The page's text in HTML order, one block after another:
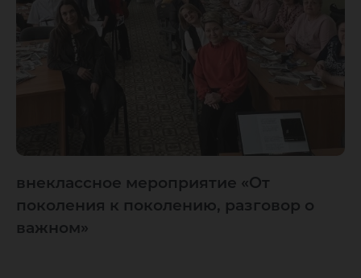
внеклассное мероприятие «От
поколения к поколению, разговор о
важном»